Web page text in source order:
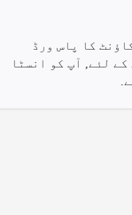
کا پاس ورڈ
لئے, آپ کو انسٹا